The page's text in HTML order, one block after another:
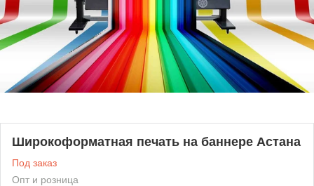
Широкоформатная печать на баннере Астана
Под заказ
Опт и розница